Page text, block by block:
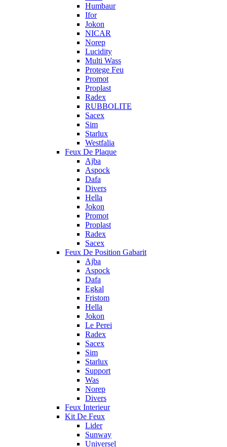
Humbaur
Ifor
Jokon
NICAR
Norep
Lucidity
Multi Wass
Protege Feu
Promot
Proplast
Radex
RUBBOLITE
Sacex
Sim
Starlux
Westfalia
Feux De Plaque
Ajba
Aspock
Dafa
Divers
Hella
Jokon
Promot
Proplast
Radex
Sacex
Feux De Position Gabarit
Ajba
Aspock
Dafa
Egkal
Fristom
Hella
Jokon
Le Perei
Radex
Sacex
Sim
Starlux
Support
Was
Norep
Divers
Feux Interieur
Kit De Feux
Lider
Sunway
Universel